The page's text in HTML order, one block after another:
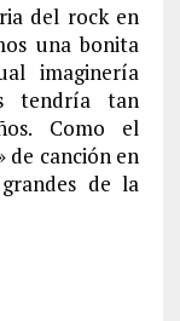
del rock en
una bonita
imaginería
tendría tan
Como el
de canción en
de la